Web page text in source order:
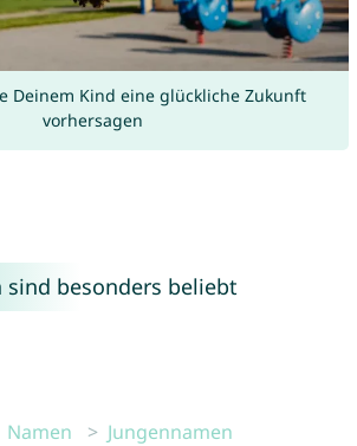
Deinem Kind eine glückliche Zukunft
vorhersagen
sind besonders beliebt
Namen
Jungennamen